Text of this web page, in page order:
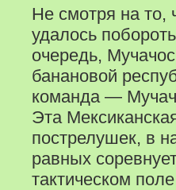
Не смотря на то,
удалось
очередь,
банановой
команда —
Эта
пострелушек, в
равных
тактическом